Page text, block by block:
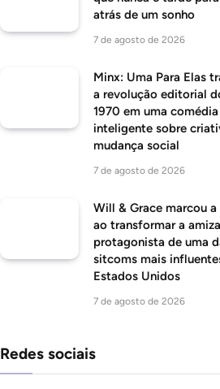
atrás de um sonho
7 de agosto de 2026
Minx: Uma Para Elas
a revolução editorial
1970 em uma comédia
inteligente sobre
mudança social
7 de agosto de 2026
Will & Grace marcou
ao transformar a
protagonista de uma
sitcoms mais
Estados Unidos
7 de agosto de 2026
Redes sociais